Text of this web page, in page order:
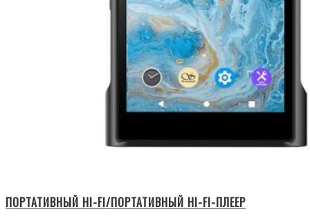
ПОРТАТИВНЫЙ HI-FI/ПОРТАТИВНЫЙ HI-FI-ПЛЕЕР